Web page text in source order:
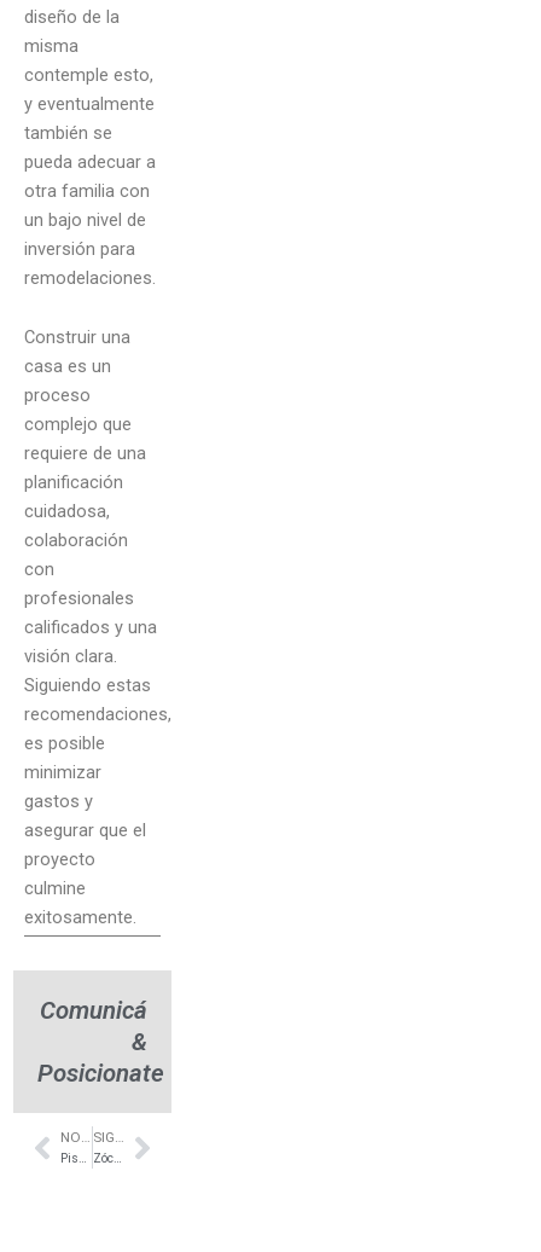
diseño de la
misma
contemple esto,
y eventualmente
también se
pueda adecuar a
otra familia con
un bajo nivel de
inversión para
remodelaciones.
Construir una
casa es un
proceso
complejo que
requiere de una
planificación
cuidadosa,
colaboración
con
profesionales
calificados y una
visión clara.
Siguiendo estas
recomendaciones,
es posible
minimizar
gastos y
asegurar que el
proyecto
culmine
exitosamente.
Comunicá
&
Posicionate
Prev
NOTA ANTERIOR SIGUIENTE NOTA Next